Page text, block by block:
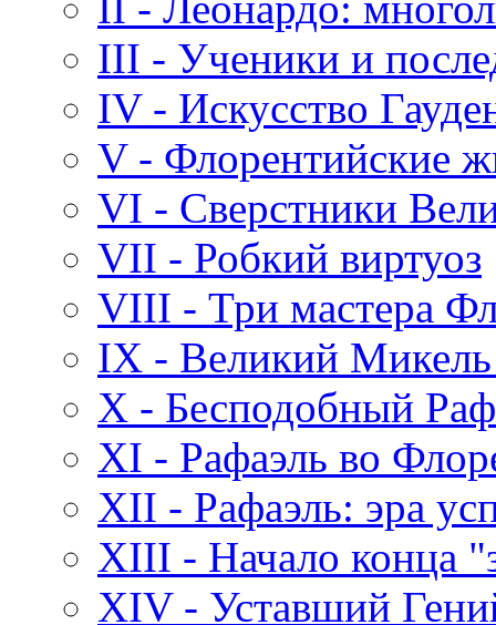
III - Ученики и
IV - Искусство
V - Флорентийские
VI - Сверстники
VII - Робкий виртуоз
VIII - Три мастера
IX - Великий
X - Бесподобный
XI - Рафаэль во
XII - Рафаэль: эра
XIII - Начало конца
XIV - Уставший